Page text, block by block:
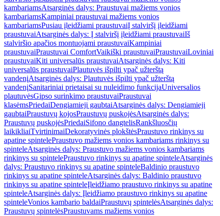
kambariamsAtsarginės dalys: Praustuvai mažiems vonios
kambariamsKampiniai praustuvai mažiems vonios
kambariamsPusiau įleidžiami praustuvaiĮ stalviršį įleidžiami
praustuvaiAtsarginės dalys: Į stalviršį įleidžiami praustuvaiIš
stalviršio apačios montuojami praustuvaiKampiniai
praustuvaiPraustuvai ComfortVaikiški praustuvaiPraustuvaiLoviniai
praustuvaiKiti universalūs praustuvaiAtsarginės dalys: Kiti
universalūs praustuvaiPlautuvės išpilti ypač užterštą
vandenįAtsarginės dalys: Plautuvės išpilti ypač užterštą
vandenįSanitariniai prietaisai su nuleidimo funkcijaUniversalios
plautuvėsGipso surinkimo praustuvaiPraustuvai
klasėmsPriedaiDengiamieji gaubtaiAtsarginės dalys: Dengiamieji
gaubtaiPraustuvų kojosPraustuvų puskojėsAtsarginės dalys:
Praustuvų puskojėsPriedaiSifono dangtelisRankšluosčių
laikikliaiTvirtinimaiDekoratyvinės plokštėsPraustuvo rinkinys su
apatine spintelePraustuvo mažiems vonios kambariams rinkinys su
spinteleAtsarginės dalys: Praustuvo mažiems vonios kambariams
rinkinys su spintelePraustuvo rinkinys su apatine spinteleAtsarginės
dalys: Praustuvo rinkinys su apatine spinteleBaldinio praustuvo
rinkinys su apatine spinteleAtsarginės dalys: Baldinio praustuvo
rinkinys su apatine spinteleĮleidžiamo praustuvo rinkinys su apatine
spinteleAtsarginės dalys: Įleidžiamo praustuvo rinkinys su apatine
spinteleVonios kambario baldaiPraustuvų spintelėsAtsarginės dalys:
Praustuvų spintelėsPraustuvams mažiems vonios